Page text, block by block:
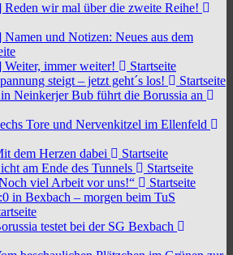
Reden wir mal über die zweite Reihe!
Namen und Notizen: Neues aus dem
Weiter, immer weiter!
Startseite
steigt – jetzt geht´s los!
Startseite
Neinkerjer Bub führt die Borussia an
Tore und Nervenkitzel im Ellenfeld
dem Herzen dabei
Startseite
am Ende des Tunnels
Startseite
viel Arbeit vor uns!“
Startseite
in Bexbach – morgen beim TuS
testet bei der SG Bexbach